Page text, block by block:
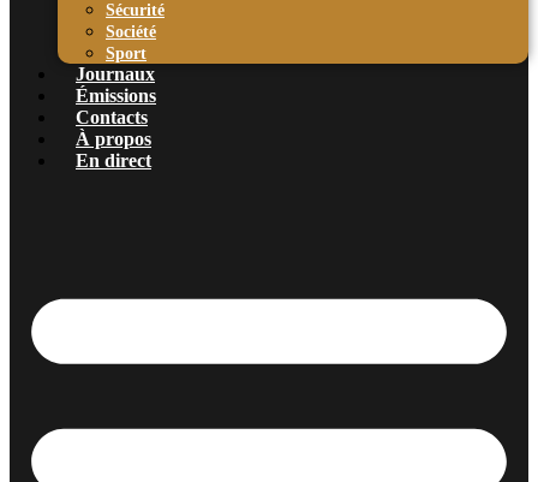
Sécurité
Société
Sport
Journaux
Émissions
Contacts
À propos
En direct